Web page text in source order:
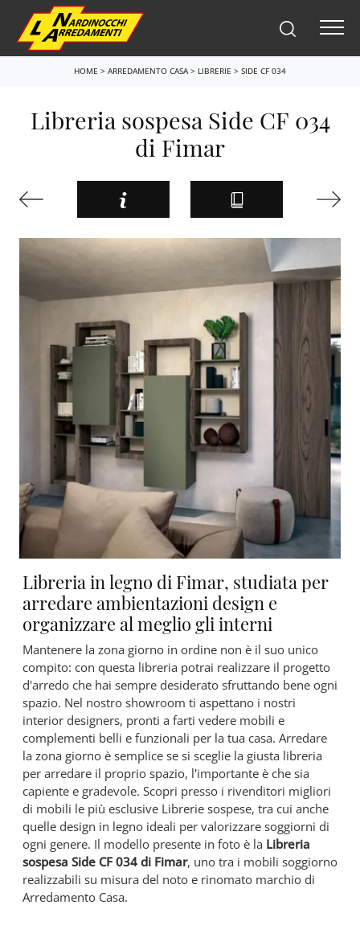
HOME > ARREDAMENTO CASA> LIBRERIE > SIDE CF 034
Libreria sospesa Side CF 034
di Fimar
Libreria in legno di Fimar, studiata per
arredare ambientazioni design e
organizzare al meglio gli interni
Mantenere la zona giorno in ordine non è il suo unico
compito: con questa libreria potrai realizzare il progetto
d'arredo che hai sempre desiderato sfruttando bene ogni
spazio. Nel nostro showroom ti aspettano i nostri
interior designers, pronti a farti vedere mobili e
complementi belli e funzionali per la tua casa. Arredare
la zona giorno è semplice se si sceglie la giusta libreria
per arredare il proprio spazio, l'importante è che sia
capiente e gradevole. Scopri presso i rivenditori migliori
di mobili le più esclusive Librerie sospese, tra cui anche
quelle design in legno ideali per valorizzare soggiorni di
ogni genere. Il modello presente in foto è la Libreria
sospesa Side CF 034 di Fimar, uno tra i mobili soggiorno
realizzabili su misura del noto e rinomato marchio di
Arredamento Casa.